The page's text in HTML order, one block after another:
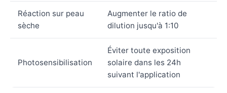
Réaction sur peau
sèche
Augmenter le ratio de
dilution jusqu'à 1:10
Photosensibilisation
Éviter toute exposition
solaire dans les 24h
suivant l'application